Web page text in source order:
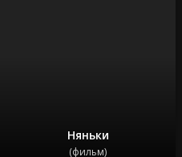
Няньки
(фильм)